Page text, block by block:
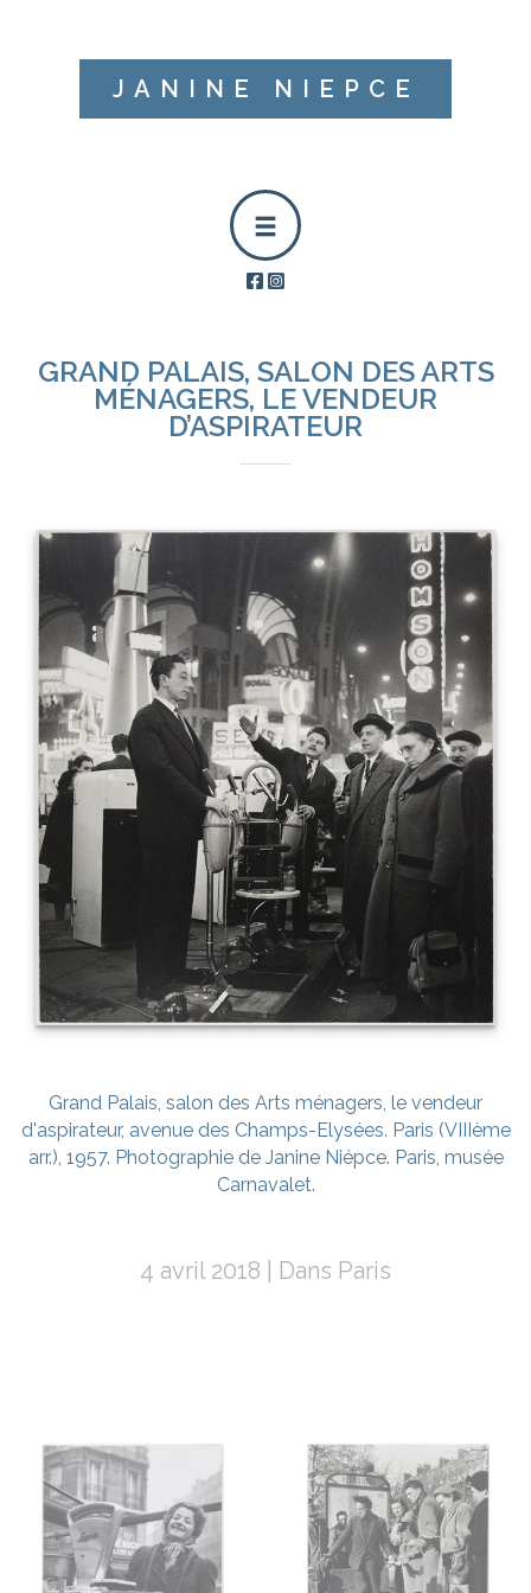
JANINE NIEPCE
GRAND PALAIS, SALON DES ARTS
MÉNAGERS, LE VENDEUR
D’ASPIRATEUR
Grand Palais, salon des Arts ménagers, le vendeur
d'aspirateur, avenue des Champs-Elysées. Paris (VIIIème
arr.), 1957. Photographie de Janine Niépce. Paris, musée
Carnavalet.
4 avril 2018 Dans Paris
Navigation
l’article